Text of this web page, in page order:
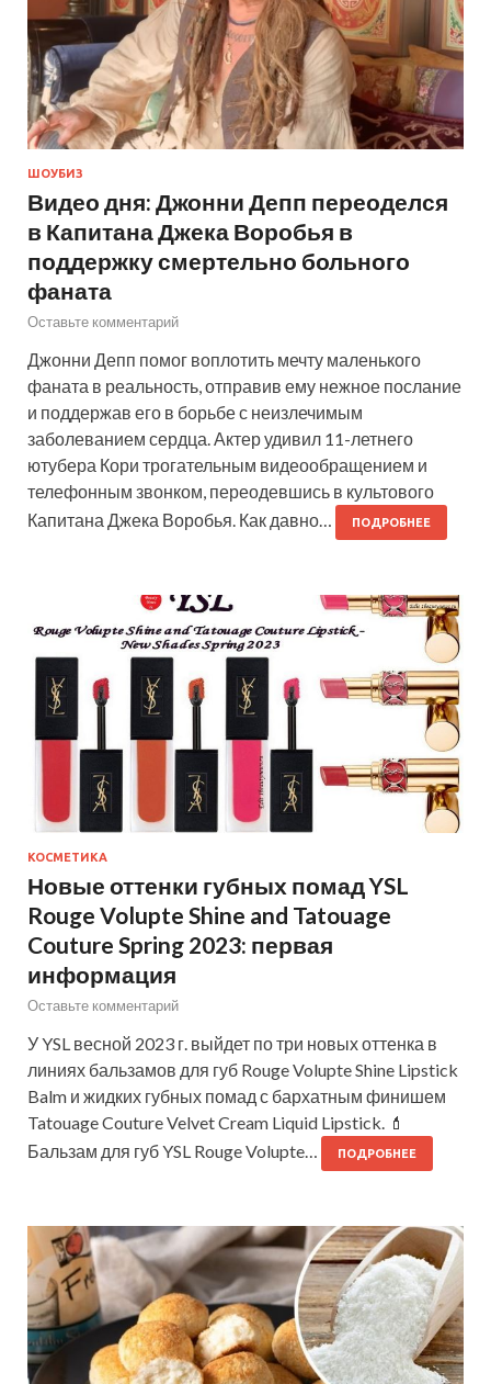
ШОУБИЗ
Видео дня: Джонни Депп переоделся
в Капитана Джека Воробья в
поддержку смертельно больного
фаната
Оставьте комментарий
Джонни Депп помог воплотить мечту маленького
фаната в реальность, отправив ему нежное послание
и поддержав его в борьбе с неизлечимым
заболеванием сердца. Актер удивил 11-летнего
ютубера Кори трогательным видеообращением и
телефонным звонком, переодевшись в культового
Капитана Джека Воробья. Как давно…
ПОДРОБНЕЕ
КОСМЕТИКА
Новые оттенки губных помад YSL
Rouge Volupte Shine and Tatouage
Couture Spring 2023: первая
информация
Оставьте комментарий
У YSL весной 2023 г. выйдет по три новых оттенка в
линиях бальзамов для губ Rouge Volupte Shine Lipstick
Balm и жидких губных помад с бархатным финишем
Tatouage Couture Velvet Cream Liquid Lipstick. 💄
Бальзам для губ YSL Rouge Volupte…
ПОДРОБНЕЕ